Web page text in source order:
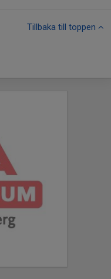
Tillbaka till toppen